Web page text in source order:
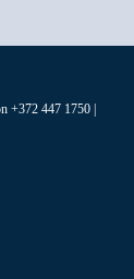
+372 447 1750 |